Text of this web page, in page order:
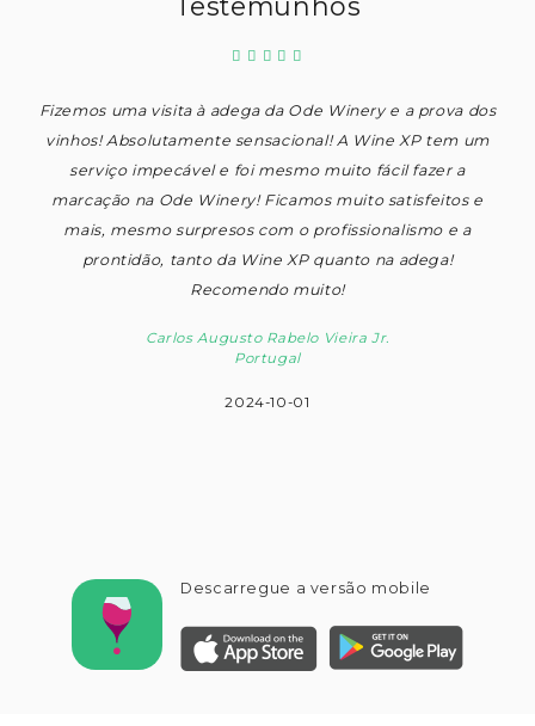
Fizemos uma visita à adega da Ode Winery e a prova dos
vinhos! Absolutamente sensacional! A Wine XP tem um
serviço impecável e foi mesmo muito fácil fazer a
marcação na Ode Winery! Ficamos muito satisfeitos e
mais, mesmo surpresos com o profissionalismo e a
prontidão, tanto da Wine XP quanto na adega!
Recomendo muito!
Carlos Augusto Rabelo Vieira Jr.
Portugal
2024-10-01
Descarregue a versão mobile